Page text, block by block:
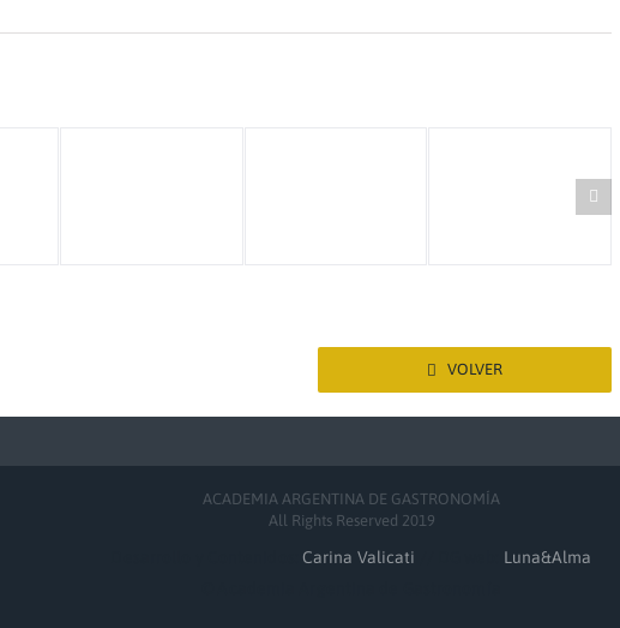
VOLVER
ACADEMIA ARGENTINA DE GASTRONOMÍA
All Rights Reserved 2019
Carina Valicati
Luna&Alma